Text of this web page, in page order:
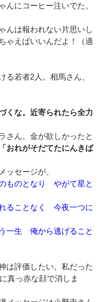
にコーヒー注いでた。
んは報われない片思いし
ゃえばいいんだよ！（適
若者2人。相馬さん、
くな。近寄られたら全力
さん。金が欲しかったと
「おれがそだてたにんきば
ッセージが、
ものとなり やがて星と
ることなく 今夜一つに
一生 俺から逃げること
は評価したい。私だった
真っ赤な顔で消しま